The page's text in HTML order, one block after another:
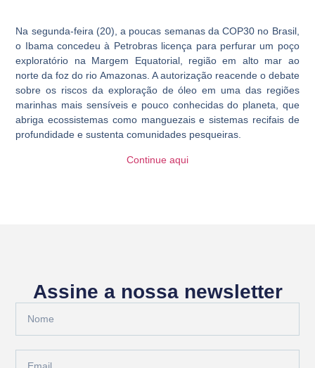
Na segunda-feira (20), a poucas semanas da COP30 no Brasil,
o Ibama concedeu à Petrobras licença para perfurar um poço
exploratório na Margem Equatorial, região em alto mar ao
norte da foz do rio Amazonas. A autorização reacende o debate
sobre os riscos da exploração de óleo em uma das regiões
marinhas mais sensíveis e pouco conhecidas do planeta, que
abriga ecossistemas como manguezais e sistemas recifais de
profundidade e sustenta comunidades pesqueiras.
Continue aqui
Assine a nossa newsletter